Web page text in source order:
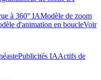
à 360° IAModèle de zoom
d'animation en boucleVoir
Publicités IAActifs de